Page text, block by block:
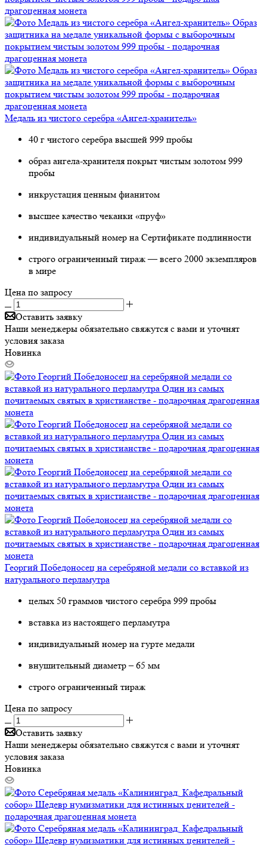
Медаль из чистого серебра «Ангел-хранитель»
40 г чистого серебра высшей 999 пробы
образ ангела-хранителя покрыт чистым золотом 999
пробы
инкрустация ценным фианитом
высшее качество чеканки «пруф»
индивидуальный номер на Сертификате подлинности
строго ограниченный тираж — всего 2000 экземпляров
в мире
Цена по запросу
Оставить заявку
Наши менеджеры обязательно свяжутся с вами и уточнят
условия заказа
Новинка
Георгий Победоносец на серебряной медали со вставкой из
натурального перламутра
целых 50 граммов чистого серебра 999 пробы
вставка из настоящего перламутра
индивидуальный номер на гурте медали
внушительный диаметр – 65 мм
строго ограниченный тираж
Цена по запросу
Оставить заявку
Наши менеджеры обязательно свяжутся с вами и уточнят
условия заказа
Новинка